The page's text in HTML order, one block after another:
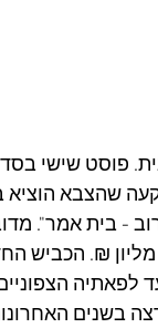
פוסט שישי
שהצבא
ק"מ, שנפרץ בשנתיים וחצי האחרונות,
לפאתיה
בשנים